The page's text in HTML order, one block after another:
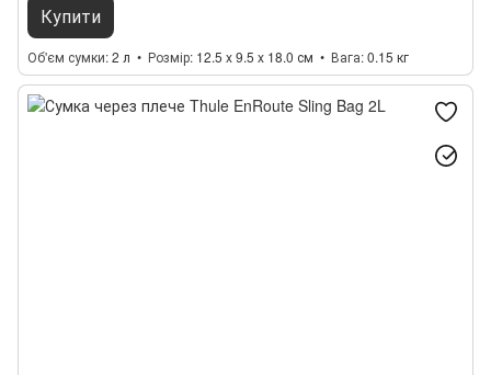
Купити
Об'єм сумки 2 л Розмір 12.5 x 9.5 x 18.0 см Вага 0.15 кг